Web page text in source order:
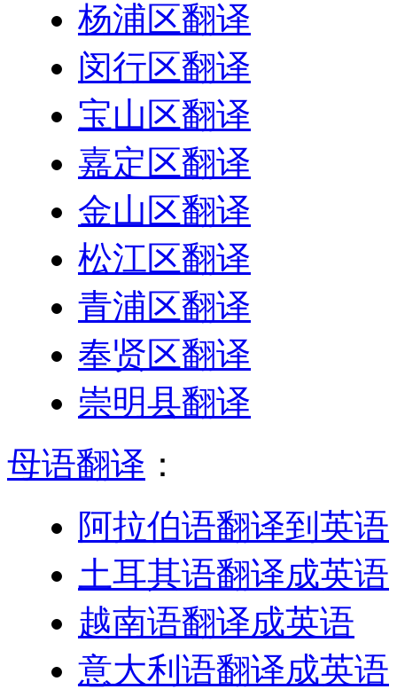
杨浦区翻译
闵行区翻译
宝山区翻译
嘉定区翻译
金山区翻译
松江区翻译
青浦区翻译
奉贤区翻译
崇明县翻译
母语翻译 ：
阿拉伯语翻译到英语
土耳其语翻译成英语
越南语翻译成英语
意大利语翻译成英语